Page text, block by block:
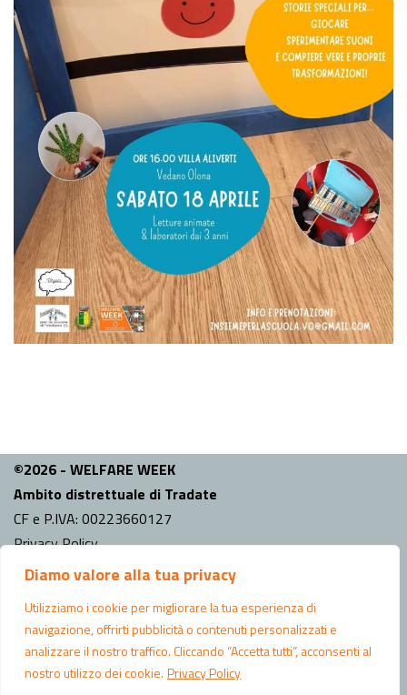
Diamo valore alla tua privacy
Utilizziamo i cookie per migliorare la tua esperienza di
navigazione, offrirti pubblicità o contenuti personalizzati e
analizzare il nostro traffico. Cliccando “Accetta tutti”, acconsenti al
nostro utilizzo dei cookie. Privacy Policy
©2026 - WELFARE WEEK
Ambito distrettuale di Tradate
CF e P.IVA: 00223660127
Privacy Policy
INFO
Comune capo fila:
Tradate
Indirizzo Ufficio di Piano: Piazza Mazzini n.6 Tradate (VA)
CONTATTI
Email:ufficiodipiano@comune.tradate.va.it